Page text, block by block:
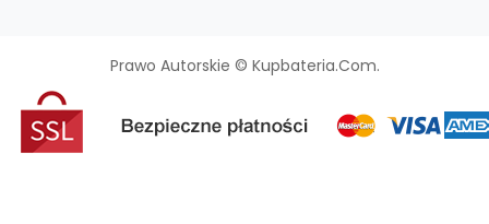
Prawo Autorskie © Kupbateria.com.